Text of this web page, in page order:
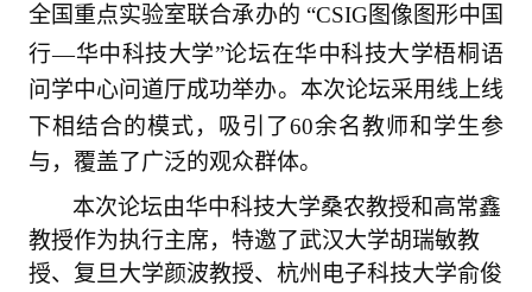
全国重点实验室联合承办的 “CSIG图像图形中国
行—华中科技大学”论坛在华中科技大学梧桐语
问学中心问道厅成功举办。本次论坛采用线上线
下相结合的模式，吸引了60余名教师和学生参
与，覆盖了广泛的观众群体。
本次论坛由华中科技大学桑农教授和高常鑫
教授作为执行主席，特邀了武汉大学胡瑞敏教
授、复旦大学颜波教授、杭州电子科技大学俞俊